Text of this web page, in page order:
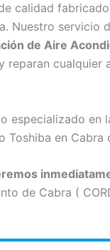
calidad
Nuestro servicio
de Aire
reparan
especializado en
Toshiba en Cabra
de Cabra (